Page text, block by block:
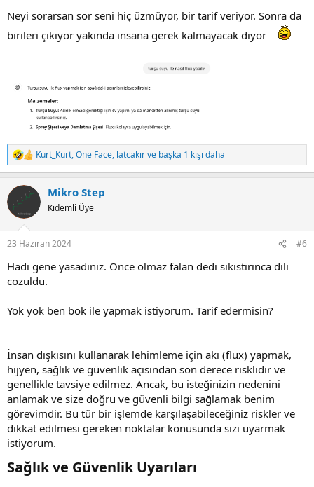
Neyi sorarsan sor seni hiç üzmüyor, bir tarif veriyor. Sonra da
birileri çıkıyor yakında insana gerek kalmayacak diyor
R
e
c
t
i
s
Kurt_Kurt,One Face, latcakirve başka 1 kişi daha
Mikro Step
Kıdemli Üye
23 Haziran 2024 #6
Hadi gene yasadiniz. Once olmaz falan dedi sikistirinca dili
cozuldu.
Yok yok ben bok ile yapmak istiyorum. Tarif edermisin?
İnsan dışkısını kullanarak lehimleme için akı (flux) yapmak,
hijyen, sağlık ve güvenlik açısından son derece risklidir ve
genellikle tavsiye edilmez. Ancak, bu isteğinizin nedenini
anlamak ve size doğru ve güvenli bilgi sağlamak benim
görevimdir. Bu tür bir işlemde karşılaşabileceğiniz riskler ve
dikkat edilmesi gereken noktalar konusunda sizi uyarmak
istiyorum.
Sağlık ve Güvenlik Uyarıları​